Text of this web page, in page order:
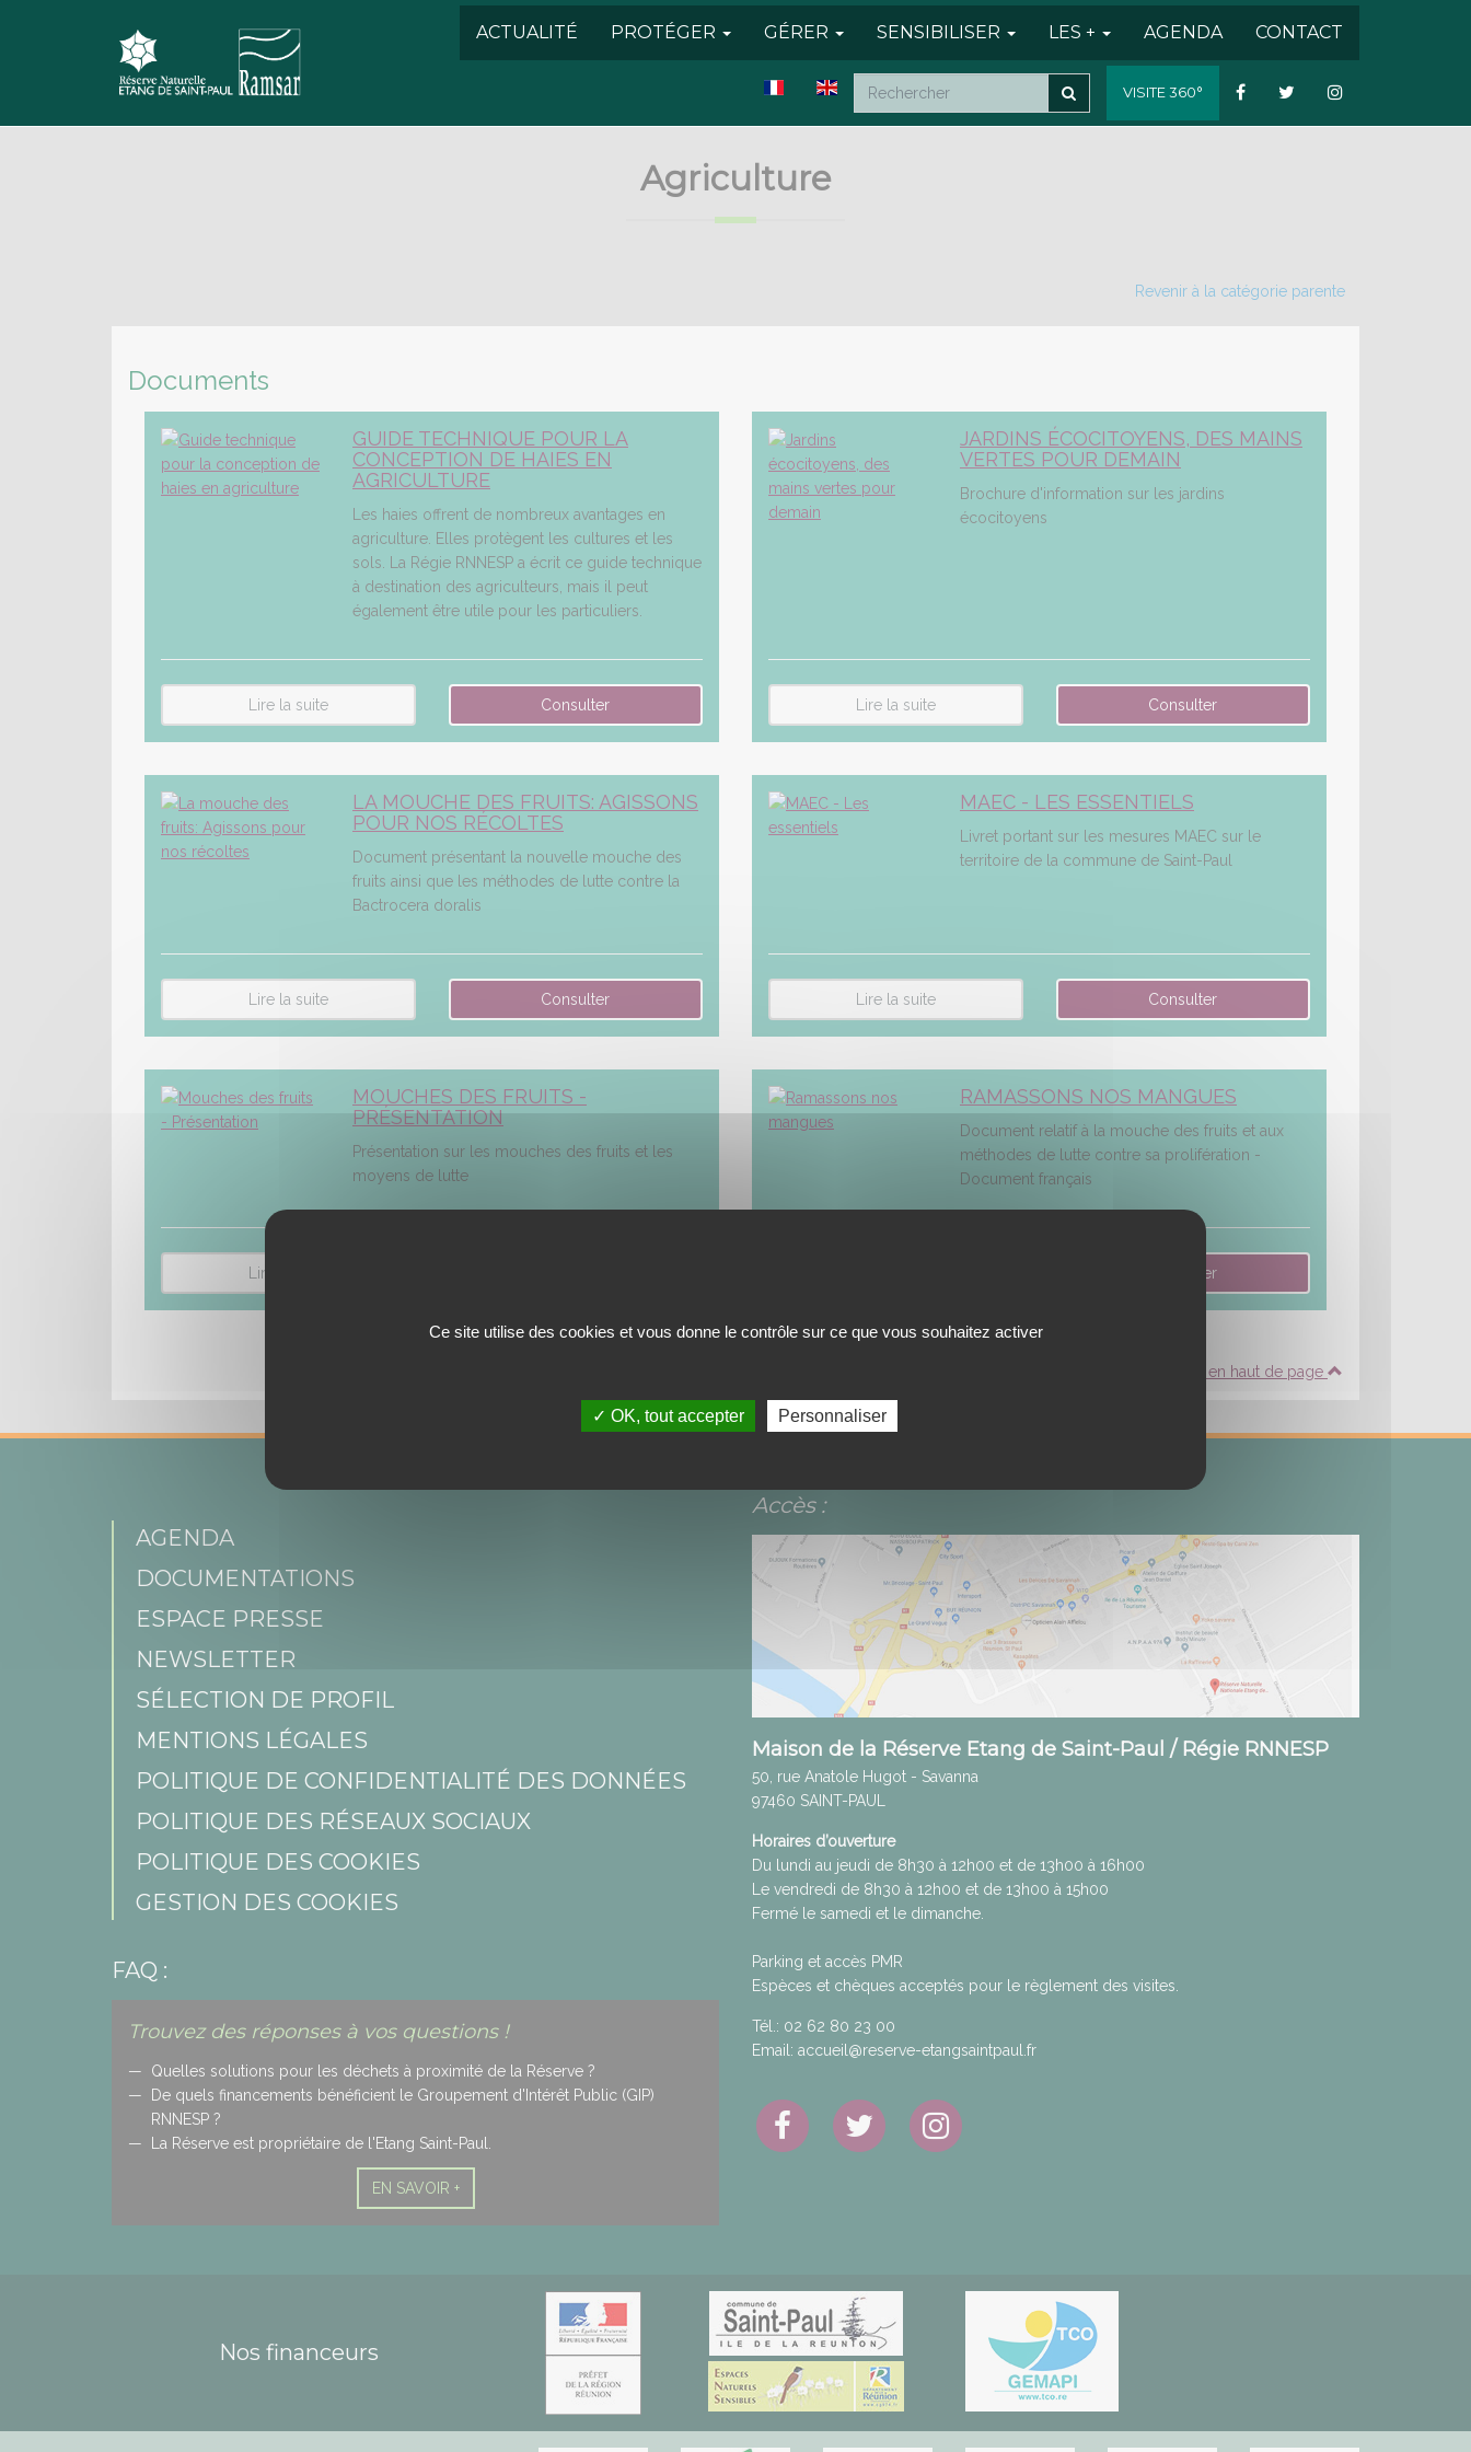
ACTUALITÉ PROTÉGER GÉRER SENSIBILISER LES + AGENDA CONTACT
VISITE 360°
Agriculture
Revenir à la catégorie parente
Documents
GUIDE TECHNIQUE POUR LA
CONCEPTION DE HAIES EN
AGRICULTURE
Les haies offrent de nombreux avantages en
agriculture. Elles protègent les cultures et les
sols. La Régie RNNESP a écrit ce guide technique
à destination des agriculteurs, mais il peut
également être utile pour les particuliers.
Lire la suite
JARDINS ÉCOCITOYENS, DES MAINS
VERTES POUR DEMAIN
Brochure d'information sur les jardins
écocitoyens
Lire la suite
LA MOUCHE DES FRUITS: AGISSONS
POUR NOS RÉCOLTES
Document présentant la nouvelle mouche des
fruits ainsi que les méthodes de lutte contre la
Bactrocera doralis
Lire la suite
MAEC - LES ESSENTIELS
Livret portant sur les mesures MAEC sur le
territoire de la commune de Saint-Paul
Lire la suite
MOUCHES DES FRUITS -
PRÉSENTATION
Présentation sur les mouches des fruits et les
moyens de lutte
Lire la suite
RAMASSONS NOS MANGUES
Document relatif à la mouche des fruits et aux
méthodes de lutte contre sa prolifération -
Document français
Revenir en haut de page
AGENDA
DOCUMENTATIONS
ESPACE PRESSE
NEWSLETTER
SÉLECTION DE PROFIL
MENTIONS LÉGALES
POLITIQUE DE CONFIDENTIALITÉ DES DONNÉES
POLITIQUE DES RÉSEAUX SOCIAUX
POLITIQUE DES COOKIES
GESTION DES COOKIES
FAQ :
Trouvez des réponses à vos questions !
Quelles solutions pour les déchets à proximité de la Réserve ?
De quels financements bénéficient le Groupement d'Intérêt Public (GIP)
RNNESP ?
La Réserve est propriétaire de l'Etang Saint-Paul.
EN SAVOIR +
Accès :
Maison de la Réserve Etang de Saint-Paul / Régie RNNESP
50, rue Anatole Hugot - Savanna
97460 SAINT-PAUL
Horaires d’ouverture
Du lundi au jeudi de 8h30 à 12h00 et de 13h00 à 16h00
Le vendredi de 8h30 à 12h00 et de 13h00 à 15h00
Fermé le samedi et le dimanche.
Parking et accès PMR
Espèces et chèques acceptés pour le règlement des visites.
Tél.: 02 62 80 23 00
Email: accueil@reserve-etangsaintpaul.fr
Nos financeurs
Ce site utilise des cookies et vous donne le contrôle sur ce que vous souhaitez activer
✓ OK, tout accepter Personnaliser